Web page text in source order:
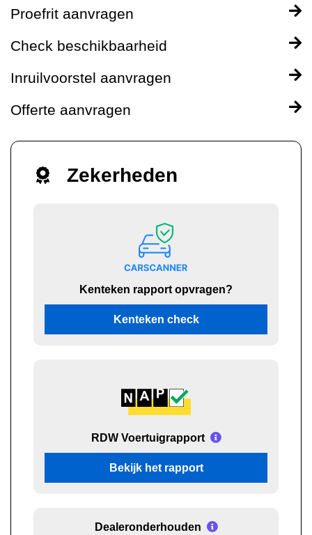
Proefrit aanvragen
Check beschikbaarheid
Inruilvoorstel aanvragen
Offerte aanvragen
Zekerheden
Kenteken rapport opvragen?
Kenteken check
RDW Voertuigrapport
Bekijk het rapport
Dealeronderhouden